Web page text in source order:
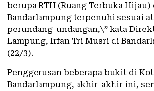
berupa RTH (Ruang Terbuka Hijau)
Bandarlampung terpenuhi sesuai
perundang-undangan,\” kata
Lampung, Irfan Tri Musri di
(22/3).
Penggerusan beberapa bukit di
Bandarlampung, akhir-akhir ini,